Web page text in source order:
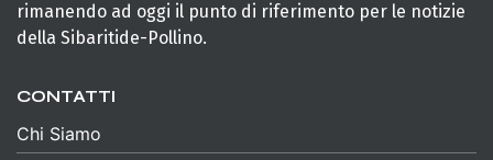
rimanendo ad oggi il punto di riferimento per le notizie
della Sibaritide-Pollino.
CONTATTI
Chi Siamo